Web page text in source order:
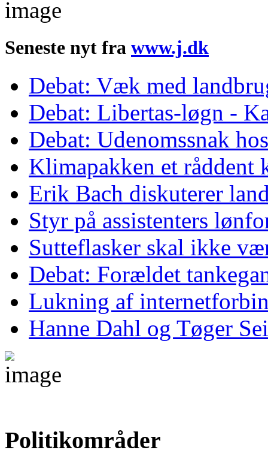
Seneste nyt fra www.j.dk
Debat: Væk med
Debat: Libertas-løgn -
Debat: Udenomssnak
Klimapakken et råddent
Erik Bach diskuterer
Styr på assistenters
Sutteflasker skal ikke
Debat: Forældet
Lukning af
Hanne Dahl og Tøger
Politikområder